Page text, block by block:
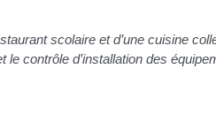
scolaire et d’une cuisine
contrôle d’installation des